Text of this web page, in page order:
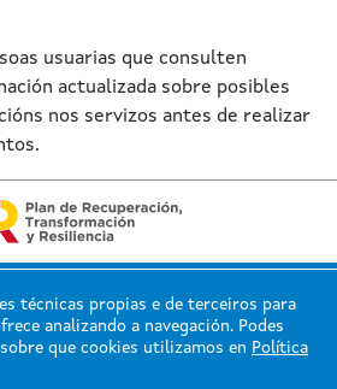
usuarias que consulten
actualizada sobre posibles
nos servizos antes de realizar
mantida e publicada en internet pola Xunta
técnicas propias e de terceiros para
analizando a navegación. Podes
que cookies utilizamos en Política